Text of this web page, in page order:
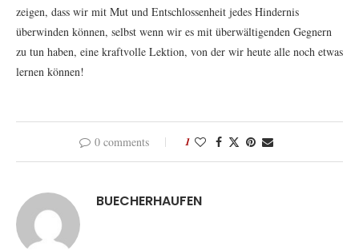
zeigen, dass wir mit Mut und Entschlossenheit jedes Hindernis
überwinden können, selbst wenn wir es mit überwältigenden Gegnern
zu tun haben, eine kraftvolle Lektion, von der wir heute alle noch etwas
lernen können!
0 comments 1
BUECHERHAUFEN